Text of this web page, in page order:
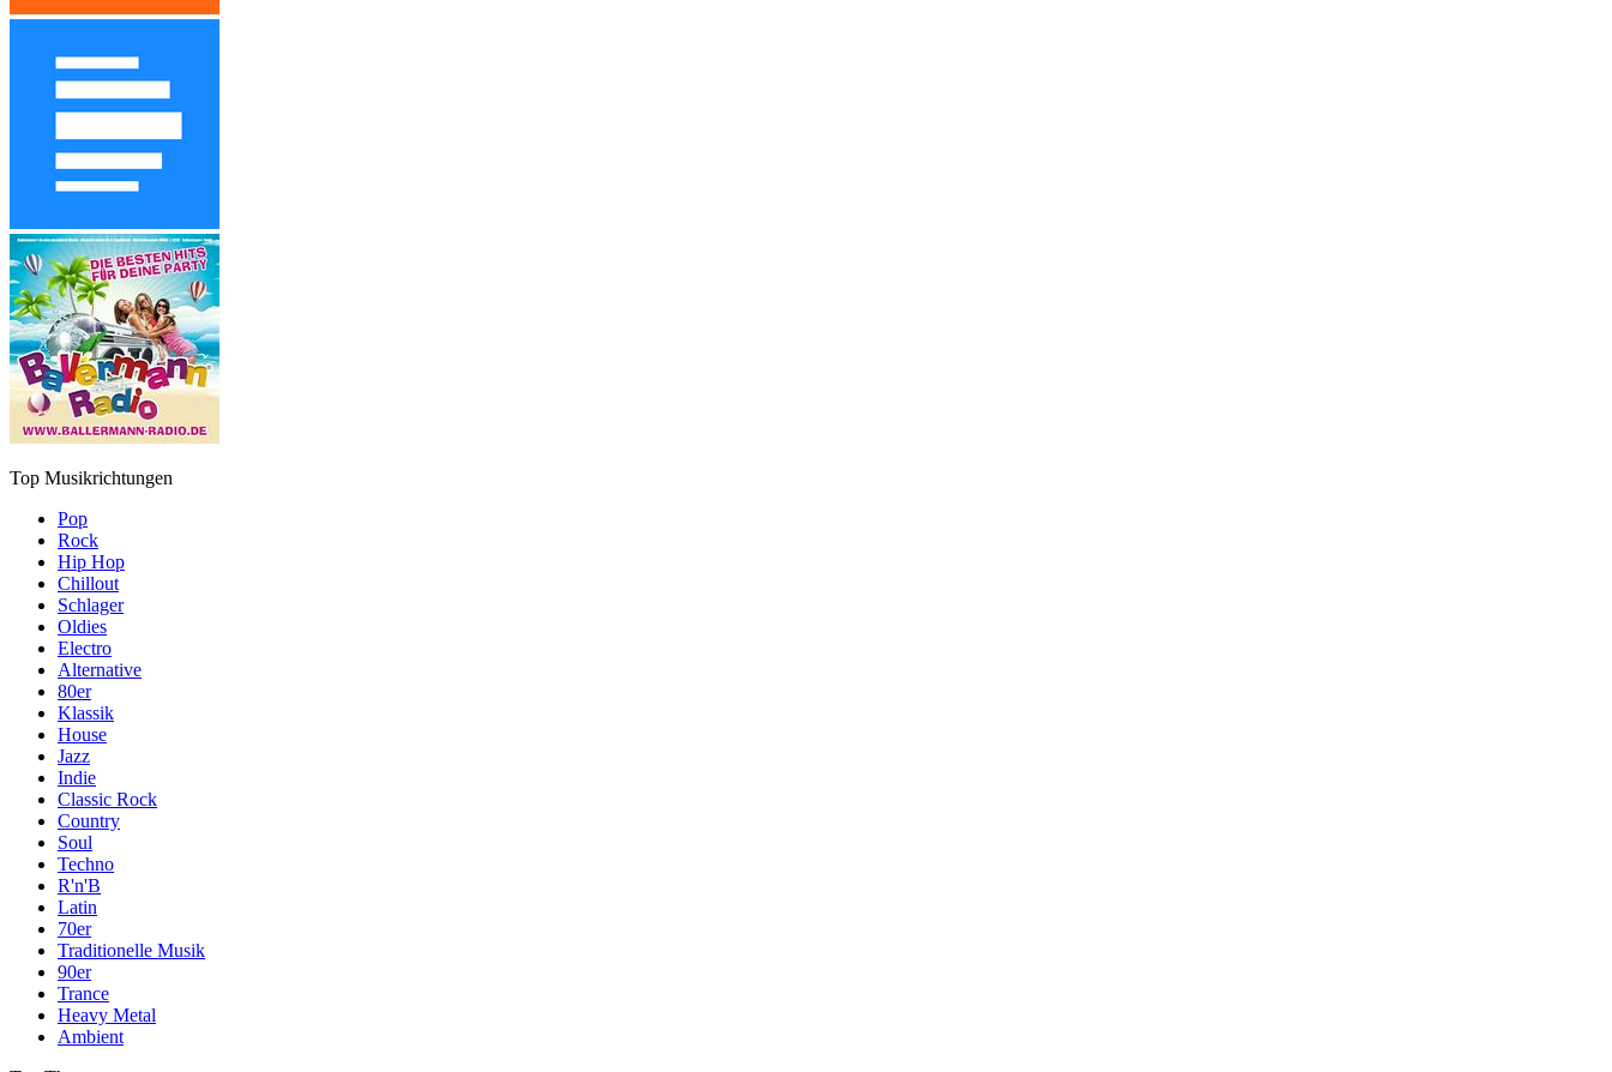
Top Musikrichtungen
Pop
Rock
Hip Hop
Chillout
Schlager
Oldies
Electro
Alternative
80er
Klassik
House
Jazz
Indie
Classic Rock
Country
Soul
Techno
R'n'B
Latin
70er
Traditionelle Musik
90er
Trance
Heavy Metal
Ambient